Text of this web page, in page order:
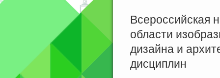
Всероссийская
области
дизайна и
дисциплин